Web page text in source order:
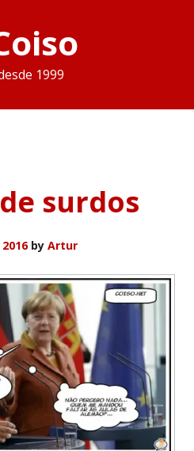
1999
surdos
by Artur